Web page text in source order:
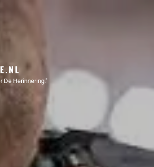
De Herinnering."